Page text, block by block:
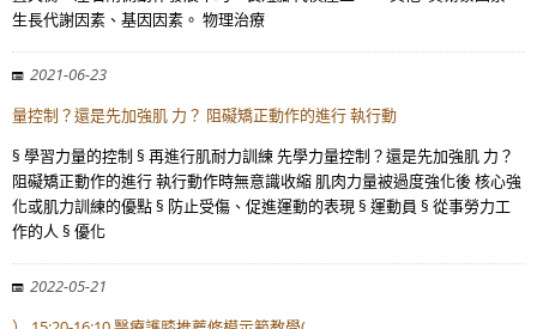
生長代謝因素、基因因素。 物理治療
2021-06-23
量控制？還是先加強肌 力？ 阻礙矯正動作的進行 執行動
§ 學習力量的控制 § 再進行肌耐力訓練 先學力量控制？還是先加強肌 力？
阻礙矯正動作的進行 執行動作時無意識收縮 肌肉力量被過度強化後 核心強
化或肌力訓練的優點 § 防止受傷、促進運動的表現 § 運動員 § 從事勞力工
作的人 § 優化
2022-05-21